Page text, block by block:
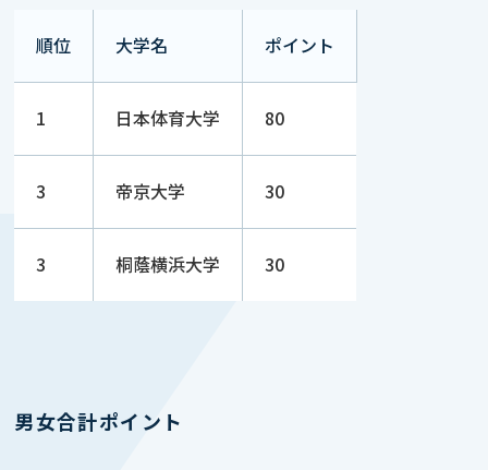
順位 大学名 ポイント
1 日本体育大学 80
3 帝京大学 30
3 桐蔭横浜大学 30
男女合計ポイント